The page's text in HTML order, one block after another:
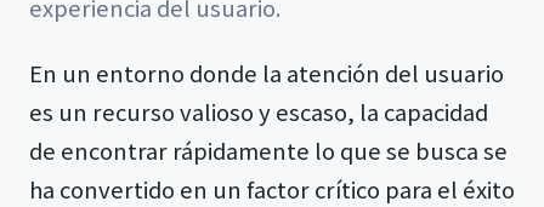
experiencia del usuario.
En un entorno donde la atención del usuario
es un recurso valioso y escaso, la capacidad
de encontrar rápidamente lo que se busca se
ha convertido en un factor crítico para el éxito